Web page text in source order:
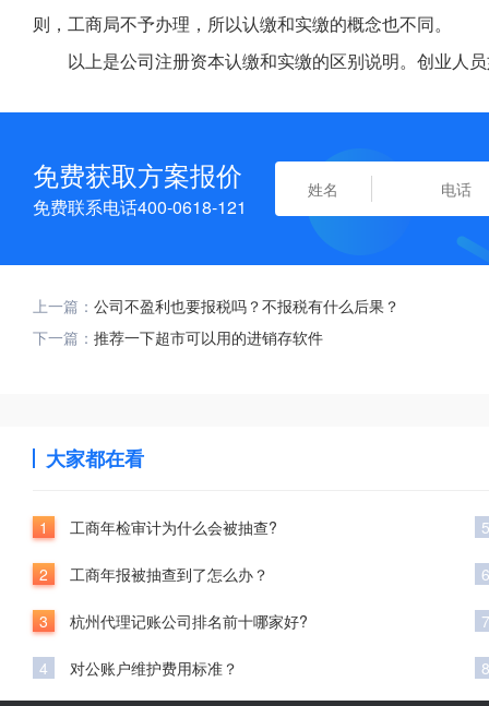
则，工商局不予办理，所以认缴和实缴的概念也不同。
以上是公司注册资本认缴和实缴的区别说明。创业人
免费获取方案报价
免费联系电话400-0618-121
上一篇： 公司不盈利也要报税吗？不报税有什么后果？
下一篇： 推荐一下超市可以用的进销存软件
大家都在看
1 工商年检审计为什么会被抽查?
2 工商年报被抽查到了怎么办？
3 杭州代理记账公司排名前十哪家好?
4 对公账户维护费用标准？
5
6
7
8